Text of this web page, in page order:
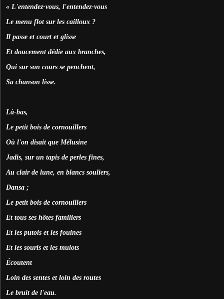
« L'entendez-vous, l'entendez-vous
Le menu flot sur les cailloux ?
Il passe et court et glisse
Et doucement dédie aux branches,
Qui sur son cours se penchent,
Sa chanson lisse.
Là-bas,
Le petit bois de cornouillers
Où l'on disait que Mélusine
Jadis, sur un tapis de perles fines,
Au clair de lune, en blancs souliers,
Dansa ;
Le petit bois de cornouillers
Et tous ses hôtes familiers
Et les putois et les fouines
Et les souris et les mulots
Écoutent
Loin des sentes et loin des routes
Le bruit de l'eau.